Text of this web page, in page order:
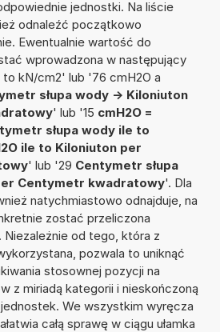
jednostki. Na liście
odnaleźć początkowo
Ewentualnie wartość do
wprowadzona w następujący
kN/cm2' lub '76 cmH2O a
słupa wody -> Kiloniuton
' lub '15 cmH2O =
słupa wody ile to
ile to Kiloniuton per
' lub '29 Centymetr słupa
Centymetr kwadratowy'. Dla
natychmiastowo odnajduje, na
zostać przeliczona
od tego, która z
pozwala to uniknąć
stosownej pozycji na
z miriadą kategorii i nieskończoną
We wszystkim wyręcza
całą sprawę w ciągu ułamka